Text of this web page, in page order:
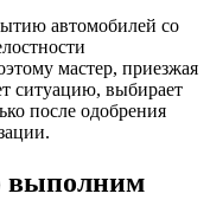
автомобилей со
мастер, приезжая
ситуацию, выбирает
после одобрения
выполним